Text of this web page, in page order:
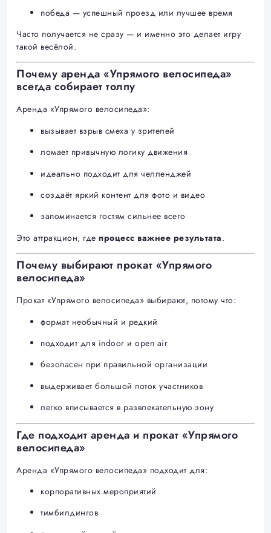
победа — успешный проезд или лучшее время
Часто получается не сразу — и именно это делает игру
такой весёлой.
Почему аренда «Упрямого велосипеда»
всегда собирает толпу
Аренда «Упрямого велосипеда»:
вызывает взрыв смеха у зрителей
ломает привычную логику движения
идеально подходит для челленджей
создаёт яркий контент для фото и видео
запоминается гостям сильнее всего
Это аттракцион, где процесс важнее результата.
Почему выбирают прокат «Упрямого
велосипеда»
Прокат «Упрямого велосипеда» выбирают, потому что:
формат необычный и редкий
подходит для indoor и open air
безопасен при правильной организации
выдерживает большой поток участников
легко вписывается в развлекательную зону
Где подходит аренда и прокат «Упрямого
велосипеда»
Аренда «Упрямого велосипеда» подходит для:
корпоративных мероприятий
тимбилдингов